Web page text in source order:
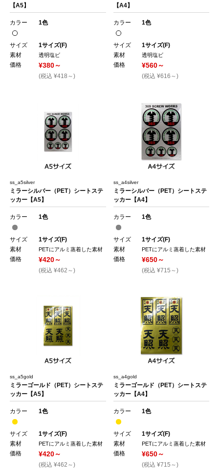
【A5】
カラー 1色
サイズ
1サイズ(F)
素材
透明塩ビ
価格 ¥380～
(税込 ¥418～)
【A4】
カラー 1色
サイズ
1サイズ(F)
素材
透明塩ビ
価格 ¥560～
(税込 ¥616～)
ss_a5silver
ミラーシルバー（PET）シートステ
ッカー【A5】
カラー 1色
サイズ
1サイズ(F)
素材
PETにアルミ蒸着した素材
価格 ¥420～
(税込 ¥462～)
ss_a4silver
ミラーシルバー（PET）シートステ
ッカー【A4】
カラー 1色
サイズ
1サイズ(F)
素材
PETにアルミ蒸着した素材
価格 ¥650～
(税込 ¥715～)
ss_a5gold
ミラーゴールド（PET）シートステ
ッカー【A5】
カラー 1色
サイズ
1サイズ(F)
素材
PETにアルミ蒸着した素材
価格 ¥420～
(税込 ¥462～)
ss_a4gold
ミラーゴールド（PET）シートステ
ッカー【A4】
カラー 1色
サイズ
1サイズ(F)
素材
PETにアルミ蒸着した素材
価格 ¥650～
(税込 ¥715～)